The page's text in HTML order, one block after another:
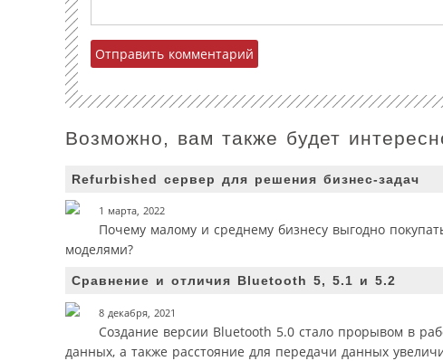
Возможно, вам также будет
Refurbished сервер для решения бизнес-задач
1 марта, 2022
Почему малому и среднему бизнесу выгодно
моделями?
Сравнение и отличия Bluetooth 5, 5.1 и 5.2
8 декабря, 2021
Создание версии Bluetooth 5.0 стало прорывом в
данных, а также расстояние для передачи данных